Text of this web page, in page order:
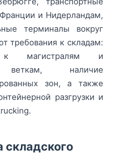
и Нидерландам,
терминалы вокруг
требования к складам:
магистралям и
веткам, наличие
зон, а также
разгрузки и
складского